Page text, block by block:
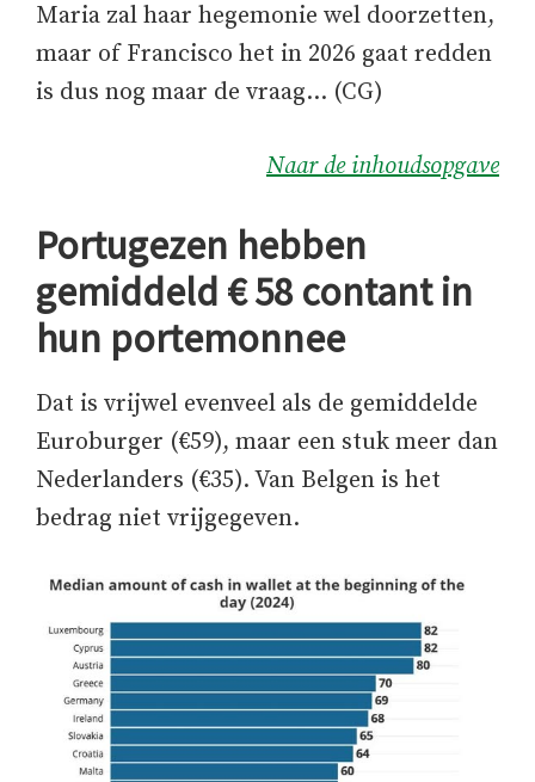
Maria zal haar hegemonie wel doorzetten,
maar of Francisco het in 2026 gaat redden
is dus nog maar de vraag… (CG)
Naar de inhoudsopgave
Portugezen hebben
gemiddeld € 58 contant in
hun portemonnee
Dat is vrijwel evenveel als de gemiddelde
Euroburger (€59), maar een stuk meer dan
Nederlanders (€35). Van Belgen is het
bedrag niet vrijgegeven.